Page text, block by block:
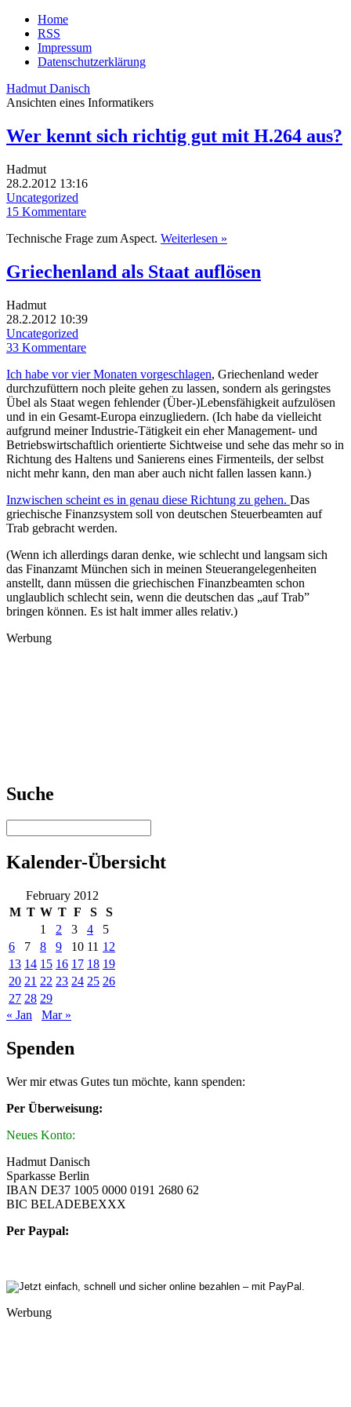
Home
RSS
Impressum
Datenschutzerklärung
Hadmut Danisch
Ansichten eines Informatikers
Wer kennt sich richtig gut mit H.264 aus?
Hadmut
28.2.2012 13:16
Uncategorized
15 Kommentare
Technische Frage zum Aspect. Weiterlesen »
Griechenland als Staat auflösen
Hadmut
28.2.2012 10:39
Uncategorized
33 Kommentare
Ich habe vor vier Monaten vorgeschlagen, Griechenland weder
durchzufüttern noch pleite gehen zu lassen, sondern als geringstes
Übel als Staat wegen fehlender (Über-)Lebensfähigkeit aufzulösen
und in ein Gesamt-Europa einzugliedern. (Ich habe da vielleicht
aufgrund meiner Industrie-Tätigkeit ein eher Management- und
Betriebswirtschaftlich orientierte Sichtweise und sehe das mehr so in
Richtung des Haltens und Sanierens eines Firmenteils, der selbst
nicht mehr kann, den man aber auch nicht fallen lassen kann.)
Inzwischen scheint es in genau diese Richtung zu gehen. Das
griechische Finanzsystem soll von deutschen Steuerbeamten auf
Trab gebracht werden.
(Wenn ich allerdings daran denke, wie schlecht und langsam sich
das Finanzamt München sich in meinen Steuerangelegenheiten
anstellt, dann müssen die griechischen Finanzbeamten schon
unglaublich schlecht sein, wenn die deutschen das „auf Trab”
bringen können. Es ist halt immer alles relativ.)
Werbung
Suche
Kalender-Übersicht
February 2012
M T W T F S
S
1
2 3 4
5
6
7 8 9 10 11 12
13 14 15 16 17 18 19
20 21 22 23 24 25 26
27 28 29
« Jan
Mar »
Spenden
Wer mir etwas Gutes tun möchte, kann spenden:
Per Überweisung:
Neues Konto:
Hadmut Danisch
Sparkasse Berlin
IBAN DE37 1005 0000 0191 2680 62
BIC BELADEBEXXX
Per Paypal:
Werbung